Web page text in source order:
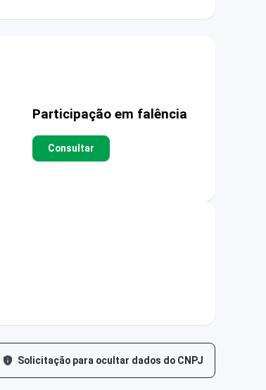
Participação em falência
Consultar
Solicitação para ocultar dados do CNPJ